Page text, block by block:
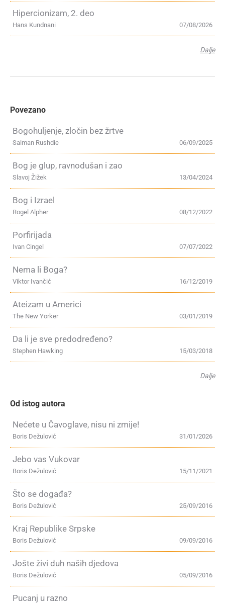
Hipercionizam, 2. deo
07/08/2026
Hans Kundnani
Dalje
Povezano
Bogohuljenje, zločin bez žrtve
06/09/2025
Salman Rushdie
Bog je glup, ravnodušan i zao
13/04/2024
Slavoj Žižek
Bog i Izrael
08/12/2022
Rogel Alpher
Porfirijada
07/07/2022
Ivan Cingel
Nema li Boga?
16/12/2019
Viktor Ivančić
Ateizam u Americi
03/01/2019
The New Yorker
Da li je sve predodređeno?
15/03/2018
Stephen Hawking
Dalje
Od istog autora
Nećete u Čavoglave, nisu ni zmije!
31/01/2026
Boris Dežulović
Jebo vas Vukovar
15/11/2021
Boris Dežulović
Što se događa?
25/09/2016
Boris Dežulović
Kraj Republike Srpske
09/09/2016
Boris Dežulović
Jošte živi duh naših djedova
05/09/2016
Boris Dežulović
Pucanj u razno